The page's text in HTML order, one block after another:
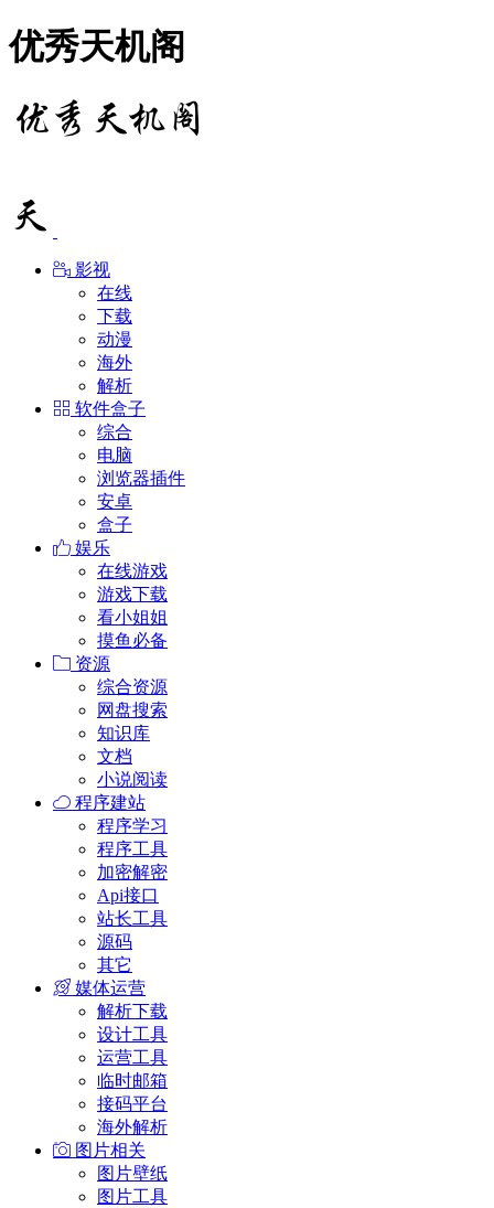
优秀天机阁
影视
在线
下载
动漫
海外
解析
软件盒子
综合
电脑
浏览器插件
安卓
盒子
娱乐
在线游戏
游戏下载
看小姐姐
摸鱼必备
资源
综合资源
网盘搜索
知识库
文档
小说阅读
程序建站
程序学习
程序工具
加密解密
Api接口
站长工具
源码
其它
媒体运营
解析下载
设计工具
运营工具
临时邮箱
接码平台
海外解析
图片相关
图片壁纸
图片工具